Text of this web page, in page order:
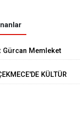
Gürcan Memleket
KÜLTÜR